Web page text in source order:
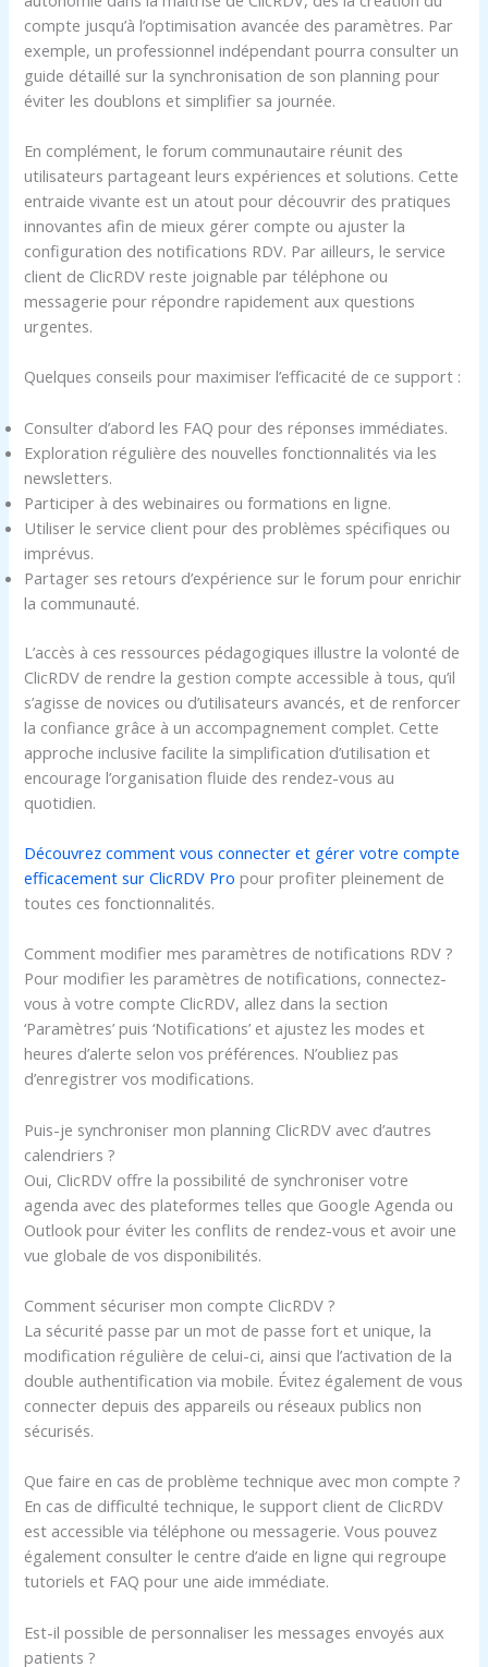
compte jusqu’à l’optimisation avancée des paramètres. Par
exemple, un professionnel indépendant pourra consulter un
guide détaillé sur la synchronisation de son planning pour
éviter les doublons et simplifier sa journée.
En complément, le forum communautaire réunit des
utilisateurs partageant leurs expériences et solutions. Cette
entraide vivante est un atout pour découvrir des pratiques
innovantes afin de mieux gérer compte ou ajuster la
configuration des notifications RDV. Par ailleurs, le service
client de ClicRDV reste joignable par téléphone ou
messagerie pour répondre rapidement aux questions
urgentes.
Quelques conseils pour maximiser l’efficacité de ce support :
Consulter d’abord les FAQ pour des réponses immédiates.
Exploration régulière des nouvelles fonctionnalités via les
newsletters.
Participer à des webinaires ou formations en ligne.
Utiliser le service client pour des problèmes spécifiques ou
imprévus.
Partager ses retours d’expérience sur le forum pour enrichir
la communauté.
L’accès à ces ressources pédagogiques illustre la volonté de
ClicRDV de rendre la gestion compte accessible à tous, qu’il
s’agisse de novices ou d’utilisateurs avancés, et de renforcer
la confiance grâce à un accompagnement complet. Cette
approche inclusive facilite la simplification d’utilisation et
encourage l’organisation fluide des rendez-vous au
quotidien.
Découvrez comment vous connecter et gérer votre compte
efficacement sur ClicRDV Pro pour profiter pleinement de
toutes ces fonctionnalités.
Comment modifier mes paramètres de notifications RDV ?
Pour modifier les paramètres de notifications, connectez-
vous à votre compte ClicRDV, allez dans la section
‘Paramètres’ puis ‘Notifications’ et ajustez les modes et
heures d’alerte selon vos préférences. N’oubliez pas
d’enregistrer vos modifications.
Puis-je synchroniser mon planning ClicRDV avec d’autres
calendriers ?
Oui, ClicRDV offre la possibilité de synchroniser votre
agenda avec des plateformes telles que Google Agenda ou
Outlook pour éviter les conflits de rendez-vous et avoir une
vue globale de vos disponibilités.
Comment sécuriser mon compte ClicRDV ?
La sécurité passe par un mot de passe fort et unique, la
modification régulière de celui-ci, ainsi que l’activation de la
double authentification via mobile. Évitez également de vous
connecter depuis des appareils ou réseaux publics non
sécurisés.
Que faire en cas de problème technique avec mon compte ?
En cas de difficulté technique, le support client de ClicRDV
est accessible via téléphone ou messagerie. Vous pouvez
également consulter le centre d’aide en ligne qui regroupe
tutoriels et FAQ pour une aide immédiate.
Est-il possible de personnaliser les messages envoyés aux
patients ?